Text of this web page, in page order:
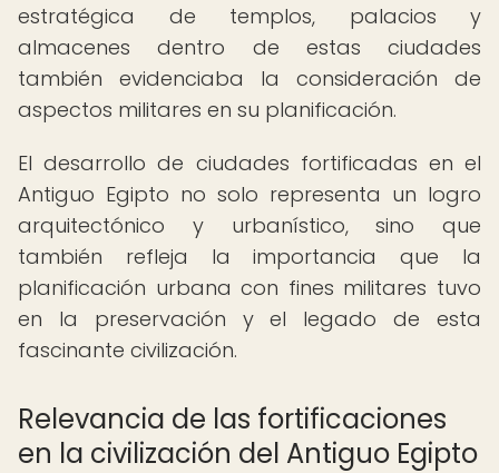
estratégica de templos, palacios y
almacenes dentro de estas ciudades
también evidenciaba la consideración de
aspectos militares en su planificación.
El desarrollo de ciudades fortificadas en el
Antiguo Egipto no solo representa un logro
arquitectónico y urbanístico, sino que
también refleja la importancia que la
planificación urbana con fines militares tuvo
en la preservación y el legado de esta
fascinante civilización.
Relevancia de las fortificaciones
en la civilización del Antiguo Egipto